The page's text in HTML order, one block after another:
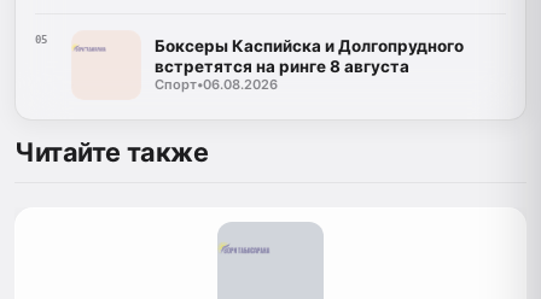
05
Боксеры Каспийска и Долгопрудного
встретятся на ринге 8 августа
Спорт•06.08.2026
Читайте также